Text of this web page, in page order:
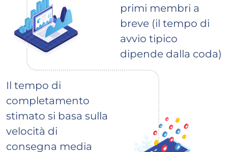
primi membri a
breve (il tempo di
avvio tipico
dipende dalla coda)
Il tempo di
completamento
stimato si basa sulla
velocità di
consegna media